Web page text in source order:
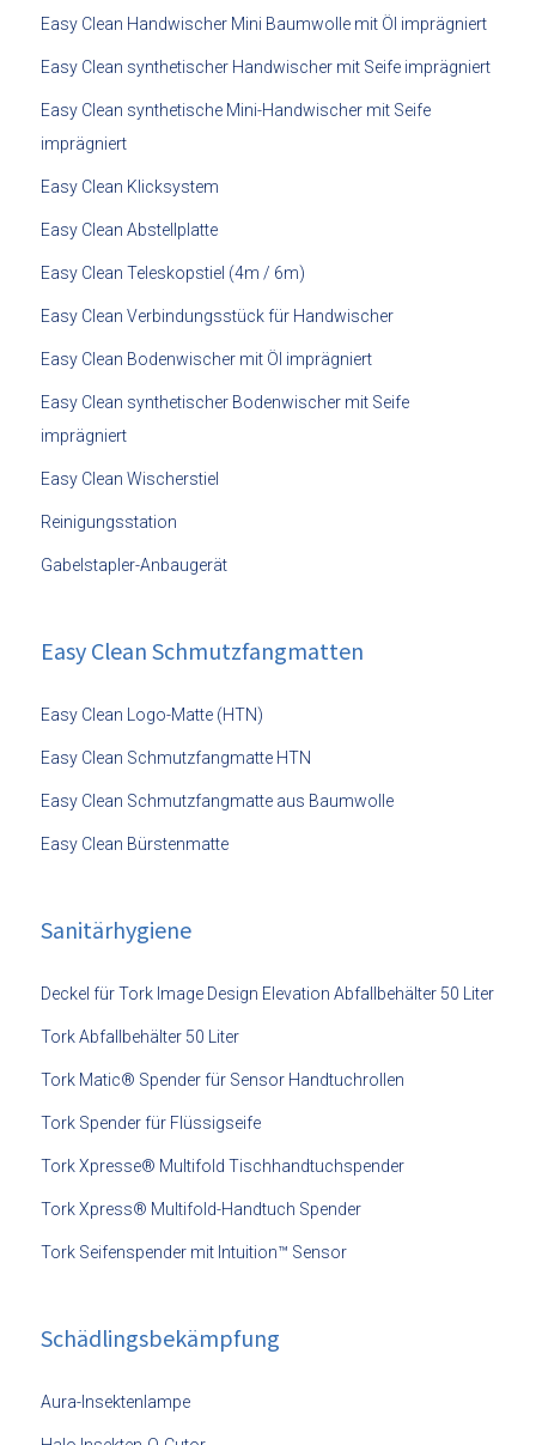
Easy Clean Handwischer Mini Baumwolle mit Öl imprägniert
Easy Clean synthetischer Handwischer mit Seife imprägniert
Easy Clean synthetische Mini-Handwischer mit Seife
imprägniert
Easy Clean Klicksystem
Easy Clean Abstellplatte
Easy Clean Teleskopstiel (4m / 6m)
Easy Clean Verbindungsstück für Handwischer
Easy Clean Bodenwischer mit Öl imprägniert
Easy Clean synthetischer Bodenwischer mit Seife
imprägniert
Easy Clean Wischerstiel
Reinigungsstation
Gabelstapler-Anbaugerät
Easy Clean Schmutzfangmatten
Easy Clean Logo-Matte (HTN)
Easy Clean Schmutzfangmatte HTN
Easy Clean Schmutzfangmatte aus Baumwolle
Easy Clean Bürstenmatte
Sanitärhygiene
Deckel für Tork Image Design Elevation Abfallbehälter 50 Liter
Tork Abfallbehälter 50 Liter
Tork Matic® Spender für Sensor Handtuchrollen
Tork Spender für Flüssigseife
Tork Xpresse® Multifold Tischhandtuchspender
Tork Xpress® Multifold-Handtuch Spender
Tork Seifenspender mit Intuition™ Sensor
Schädlingsbekämpfung
Aura-Insektenlampe